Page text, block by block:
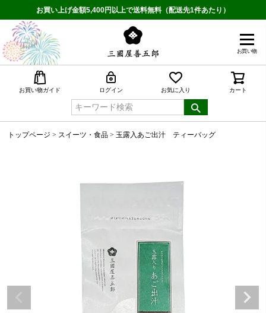
お買い上げ金額5,400円以上で送料無料（配送先1件あたり）
お買い物
お買い物ガイド ログイン お気に入り カート
トップページ スイーツ・食品 玉露入あご出汁 ティーバッグ